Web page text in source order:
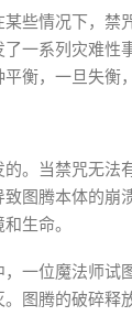
些情况下，禁
一系列灾难性
衡，一旦失衡
。当禁咒无法
图腾本体的崩
生命。
一位魔法师试
图腾的破碎释